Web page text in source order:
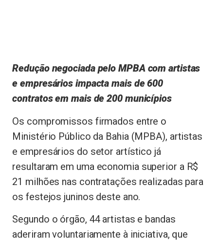
Redução negociada pelo MPBA com artistas
e empresários impacta mais de 600
contratos em mais de 200 municípios
Os compromissos firmados entre o
Ministério Público da Bahia (MPBA), artistas
e empresários do setor artístico já
resultaram em uma economia superior a R$
21 milhões nas contratações realizadas para
os festejos juninos deste ano.
Segundo o órgão, 44 artistas e bandas
aderiram voluntariamente à iniciativa, que